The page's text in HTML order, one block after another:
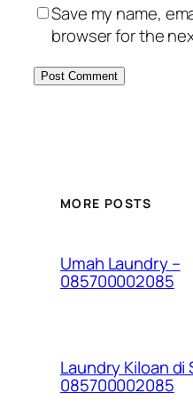
Save my name,
browser for the
MORE POSTS
Umah Laundry –
085700002085
Laundry Kiloan di
085700002085